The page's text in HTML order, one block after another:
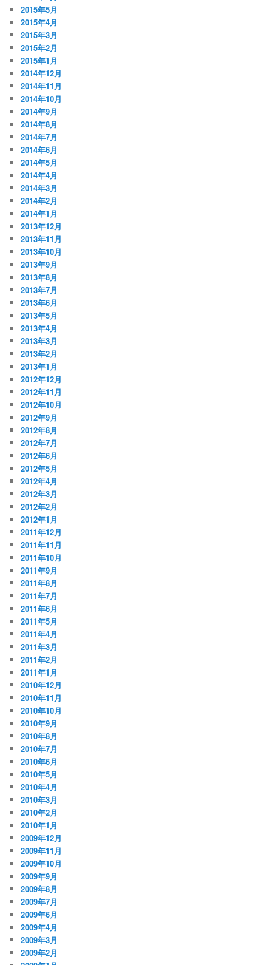
2015年5月
2015年4月
2015年3月
2015年2月
2015年1月
2014年12月
2014年11月
2014年10月
2014年9月
2014年8月
2014年7月
2014年6月
2014年5月
2014年4月
2014年3月
2014年2月
2014年1月
2013年12月
2013年11月
2013年10月
2013年9月
2013年8月
2013年7月
2013年6月
2013年5月
2013年4月
2013年3月
2013年2月
2013年1月
2012年12月
2012年11月
2012年10月
2012年9月
2012年8月
2012年7月
2012年6月
2012年5月
2012年4月
2012年3月
2012年2月
2012年1月
2011年12月
2011年11月
2011年10月
2011年9月
2011年8月
2011年7月
2011年6月
2011年5月
2011年4月
2011年3月
2011年2月
2011年1月
2010年12月
2010年11月
2010年10月
2010年9月
2010年8月
2010年7月
2010年6月
2010年5月
2010年4月
2010年3月
2010年2月
2010年1月
2009年12月
2009年11月
2009年10月
2009年9月
2009年8月
2009年7月
2009年6月
2009年4月
2009年3月
2009年2月